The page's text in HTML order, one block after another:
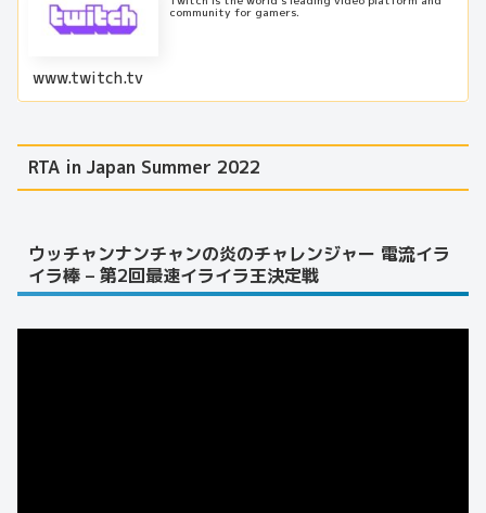
community for gamers.
www.twitch.tv
RTA in Japan Summer 2022
ウッチャンナンチャンの炎のチャレンジャー 電流イラ
イラ棒 – 第2回最速イライラ王決定戦